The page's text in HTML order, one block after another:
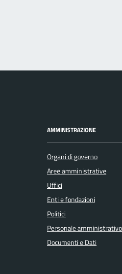
AMMINISTRAZIONE
Organi di governo
Aree amministrative
Uffici
Enti e fondazioni
Politici
Personale amministrativo
Documenti e Dati